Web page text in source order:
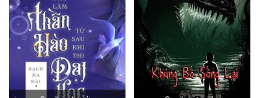
Trinh Thám
Triều Đấu
Trùng Sinh
Trọng Sinh